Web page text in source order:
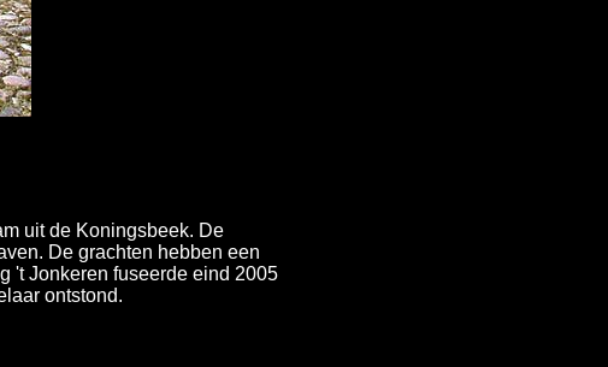
uit de Koningsbeek. De
De grachten hebben een
't Jonkeren fuseerde eind 2005
ontstond.